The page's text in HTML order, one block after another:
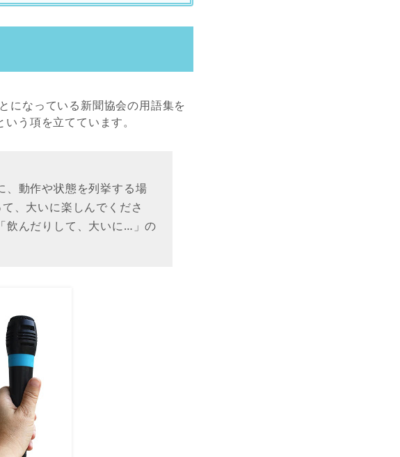
になっている新聞協会の用語集を
う項を立てています。
、動作や状態を列挙する場
、大いに楽しんでくださ
飲んだりして、大いに…」の